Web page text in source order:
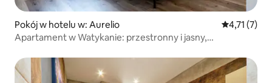
Pokój w hotelu w: Aurelio Średnia
4,71 (7)
Apartament w Watykanie: przestronny i jasny,